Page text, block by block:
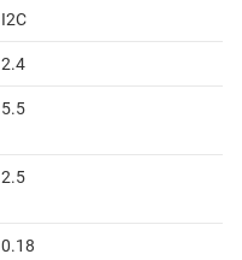
I2C
2.4
5.5
2.5
0.18